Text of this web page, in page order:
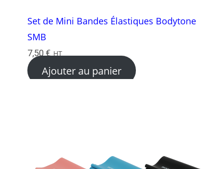
Set de Mini Bandes Élastiques Bodytone
SMB
7,50€ HT
Ajouter au panier